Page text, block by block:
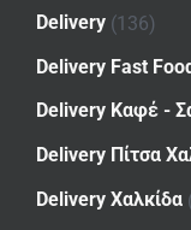
Delivery (136)
Delivery Fast
Delivery Καφέ -
Delivery Πίτσα
Delivery Χαλκίδα